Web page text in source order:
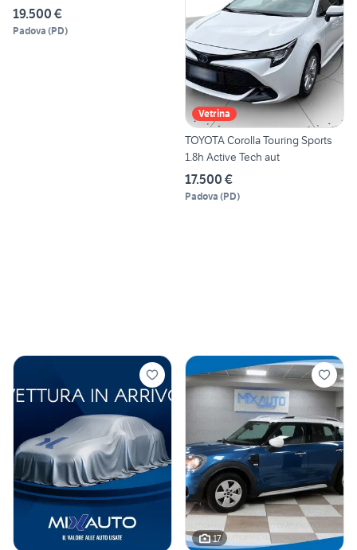
19.500 €
Padova (PD)
Vetrina
TOYOTA Corolla Touring Sports
1.8h Active Tech aut
17.500 €
Padova (PD)
17